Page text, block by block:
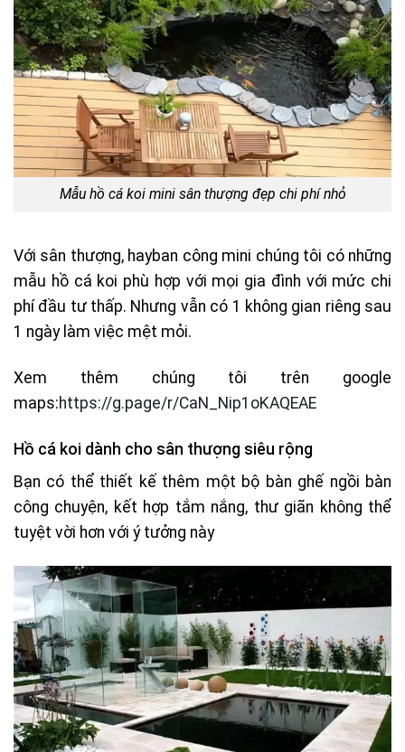
Mẫu hồ cá koi mini sân thượng đẹp chi phí nhỏ
Với sân thượng, hayban công mini chúng tôi có những
mẫu hồ cá koi phù hợp với mọi gia đình với mức chi
phí đầu tư thấp. Nhưng vẫn có 1 không gian riêng sau
1 ngày làm việc mệt mỏi.
Xem thêm chúng tôi trên google
maps:https://g.page/r/CaN_Nip1oKAQEAE
Hồ cá koi dành cho sân thượng siêu rộng
Bạn có thể thiết kế thêm một bộ bàn ghế ngồi bàn
công chuyện, kết hợp tắm nắng, thư giãn không thể
tuyệt vời hơn với ý tưởng này